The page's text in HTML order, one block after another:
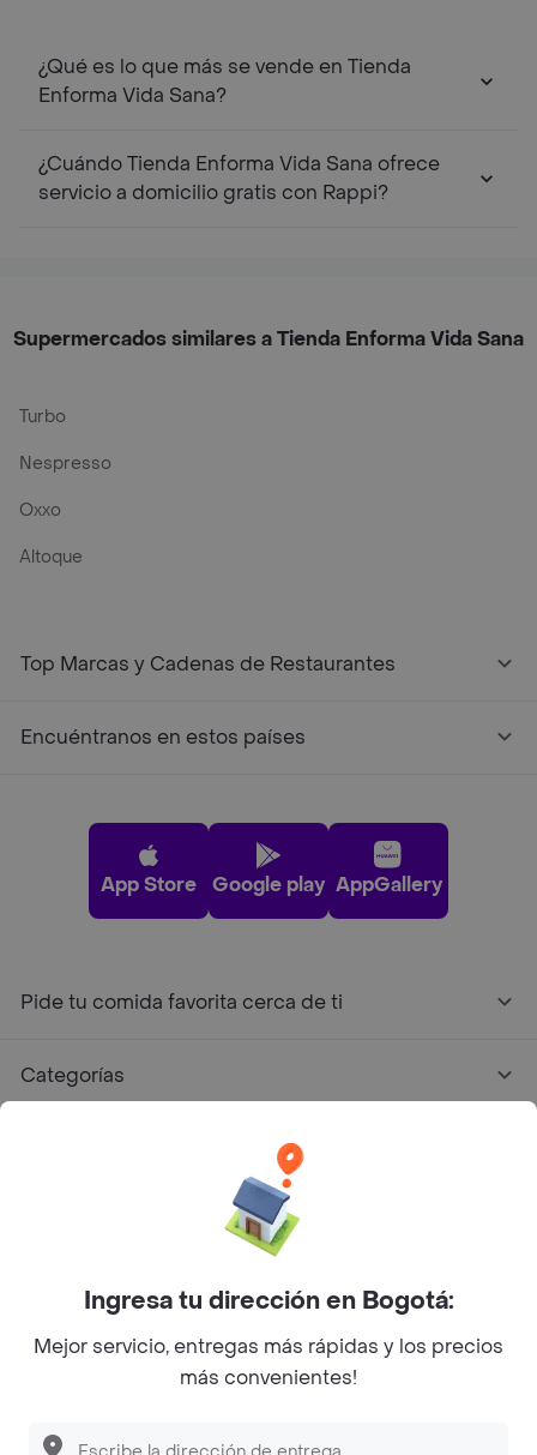
¿Qué es lo que más se vende en Tienda
Enforma Vida Sana?
¿Cuándo Tienda Enforma Vida Sana ofrece
servicio a domicilio gratis con Rappi?
Supermercados similares a Tienda Enforma Vida Sana
Turbo
Nespresso
Oxxo
Altoque
Top Marcas y Cadenas de Restaurantes
Encuéntranos en estos países
App Store Google play AppGallery
Pide tu comida favorita cerca de ti
Categorías
Facebook
Twitter
Instagram
©2026Rappi Inc. All rights reserved.
Ingresa tu dirección en Bogotá:
Mejor servicio, entregas más rápidas y los precios
más convenientes!